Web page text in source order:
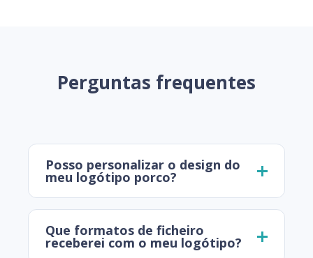
Perguntas frequentes
Posso personalizar o design do
meu logótipo porco?
Que formatos de ficheiro
receberei com o meu logótipo?